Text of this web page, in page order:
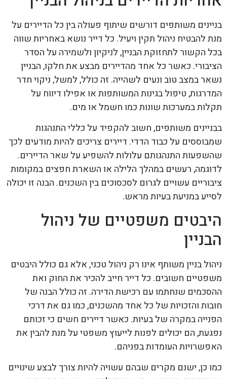
בניינים משותפים דורשים שיתוף פעולה בין כל הדיירים על
מנת להבטיח ניהול תקין ויעיל. כל דייר נושא באחריות שווה
בכל הקשור לתחזוקת הבניין, לניקיון ולשמירה על הסדר
הציבורי. כאשר כל אחד מהדיירים מבצע את חלקו, הבניין
נשאר במצב טוב ונעים לשהייה. זה כולל, למשל, ניקוי חדר
המדרגות, טיפול בגינות המשותפות או אפילו דיווח על
תקלות במערכות שונות כמו חשמל או מים.
בבניינים משותפים, חשוב להקפיד על כללי התנהגות
שמבוססים על כבוד הדדי. דיירים צריכים להיות מודעים לכך
שהשפעות התנהגותם עלולות להשפיע על שאר הדיירים.
לדוגמה, רעשים במהלך הלילה או השארת חפצים במקומות
ציבוריים עשויים לגרום לסכסוכים בין השכנים. הבנה זו יכולה
לסייע במניעת בעיות מראש.
היבטים משפטיים של ניהול
הבניין
ניהול בניין משותף אינו רק ניהול טכני, אלא גם כולל היבטים
משפטיים חשובים. כל דייר חייב להכיר את החוק ואת
ההסכמים שנחתמו עם רכישת הדירה. זה כולל הבנה של
חובות והזכויות של כל אחד מהשכנים, כמו גם את דרכי
הפנייה במקרה של בעיות. כאשר דיירים חשים כי זכותם
נפגעת, הם יכולים לפנות לייעוץ משפטי על מנת להבין את
האפשרויות העומדות בפניהם.
כמו כן, ישנם מקרים שבהם עשויה להיות צורך לבצע שינויים